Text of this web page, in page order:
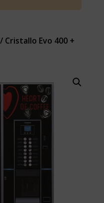
/ Cristallo Evo 400 +